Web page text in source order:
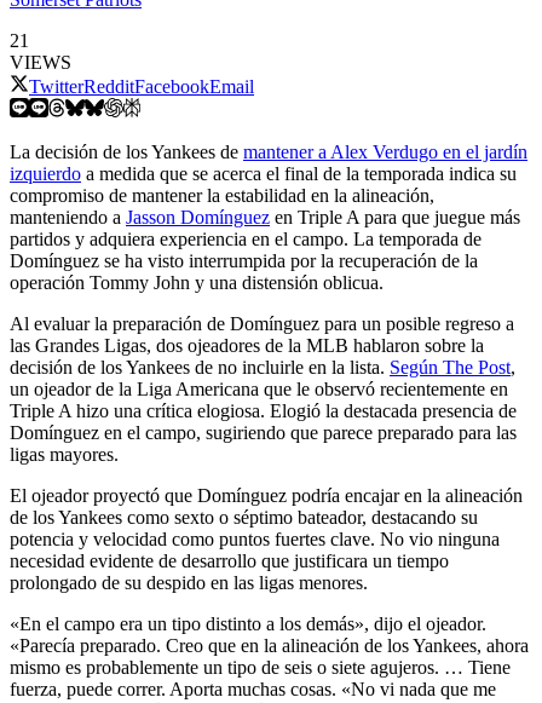
21
VIEWS
TwitterRedditFacebookEmail
La decisión de los Yankees de mantener a Alex Verdugo en el jardín
izquierdo a medida que se acerca el final de la temporada indica su
compromiso de mantener la estabilidad en la alineación,
manteniendo a Jasson Domínguez en Triple A para que juegue más
partidos y adquiera experiencia en el campo. La temporada de
Domínguez se ha visto interrumpida por la recuperación de la
operación Tommy John y una distensión oblicua.
Al evaluar la preparación de Domínguez para un posible regreso a
las Grandes Ligas, dos ojeadores de la MLB hablaron sobre la
decisión de los Yankees de no incluirle en la lista. Según The Post,
un ojeador de la Liga Americana que le observó recientemente en
Triple A hizo una crítica elogiosa. Elogió la destacada presencia de
Domínguez en el campo, sugiriendo que parece preparado para las
ligas mayores.
El ojeador proyectó que Domínguez podría encajar en la alineación
de los Yankees como sexto o séptimo bateador, destacando su
potencia y velocidad como puntos fuertes clave. No vio ninguna
necesidad evidente de desarrollo que justificara un tiempo
prolongado de su despido en las ligas menores.
«En el campo era un tipo distinto a los demás», dijo el ojeador.
«Parecía preparado. Creo que en la alineación de los Yankees, ahora
mismo es probablemente un tipo de seis o siete agujeros. … Tiene
fuerza, puede correr. Aporta muchas cosas. «No vi nada que me